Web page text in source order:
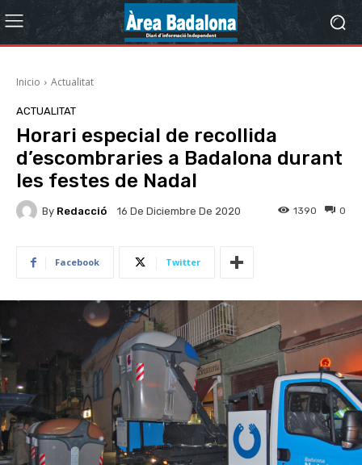
Inicio Actualitat
ACTUALITAT
Horari especial de recollida
d’escombraries a Badalona durant
les festes de Nadal
By Redacció 16 De Diciembre De 2020 0
1390
Facebook Twitter